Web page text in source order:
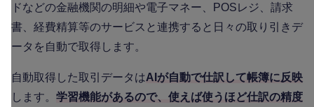
ドなどの金融機関の明細や電子マネー、POSレジ、請求
書、経費精算等のサービスと連携すると日々の取り引きデ
ータを自動で取得します。
自動取得した取引データはAIが自動で仕訳して帳簿に反映
します。 学習機能があるので、使えば使うほど仕訳の精度